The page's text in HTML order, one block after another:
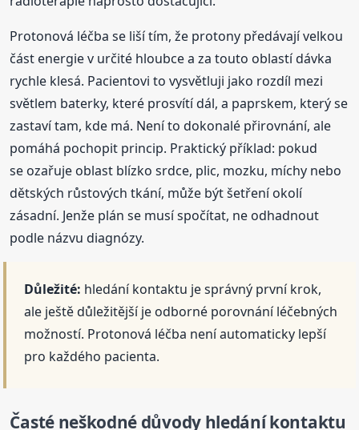
Protonová léčba se liší tím, že protony předávají velkou
část energie v určité hloubce a za touto oblastí dávka
rychle klesá. Pacientovi to vysvětluji jako rozdíl mezi
světlem baterky, které prosvítí dál, a paprskem, který se
zastaví tam, kde má. Není to dokonalé přirovnání, ale
pomáhá pochopit princip. Praktický příklad: pokud
se ozařuje oblast blízko srdce, plic, mozku, míchy nebo
dětských růstových tkání, může být šetření okolí
zásadní. Jenže plán se musí spočítat, ne odhadnout
podle názvu diagnózy.
Důležité: hledání kontaktu je správný první krok,
ale ještě důležitější je odborné porovnání léčebných
možností. Protonová léčba není automaticky lepší
pro každého pacienta.
Časté neškodné důvody hledání kontaktu